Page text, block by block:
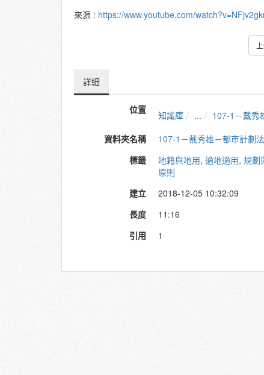
來源 : https://www.youtube.com/
詳細
位置 知識庫 ...
107-1－戴秀
資料夾名稱
107-1－戴秀雄－都市計劃
標籤
地籍與地用, 適地適用, 規劃
原則
建立
2018-12-05 10:32:09
長度
11:16
引用
1